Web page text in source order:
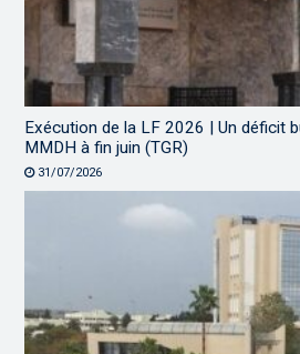
Exécution de la LF 2026 | Un déficit
MMDH à fin juin (TGR)
31/07/2026